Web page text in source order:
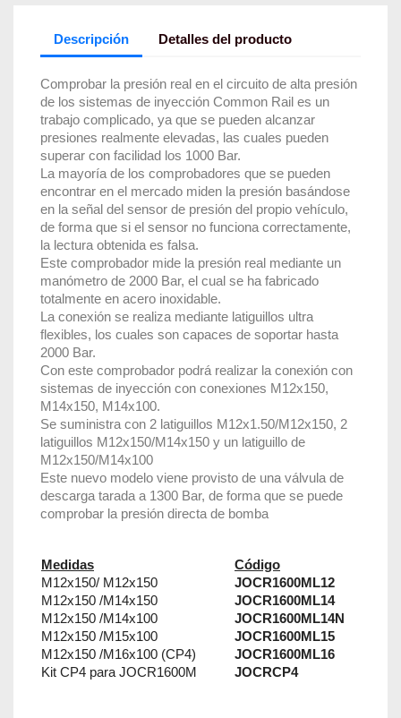
Descripción Detalles del producto
Comprobar la presión real en el circuito de alta presión
de los sistemas de inyección Common Rail es un
trabajo complicado, ya que se pueden alcanzar
presiones realmente elevadas, las cuales pueden
superar con facilidad los 1000 Bar.
La mayoría de los comprobadores que se pueden
encontrar en el mercado miden la presión basándose
en la señal del sensor de presión del propio vehículo,
de forma que si el sensor no funciona correctamente,
la lectura obtenida es falsa.
Este comprobador mide la presión real mediante un
manómetro de 2000 Bar, el cual se ha fabricado
totalmente en acero inoxidable.
La conexión se realiza mediante latiguillos ultra
flexibles, los cuales son capaces de soportar hasta
2000 Bar.
Con este comprobador podrá realizar la conexión con
sistemas de inyección con conexiones M12x150,
M14x150, M14x100.
Se suministra con 2 latiguillos M12x1.50/M12x150, 2
latiguillos M12x150/M14x150 y un latiguillo de
M12x150/M14x100
Este nuevo modelo viene provisto de una válvula de
descarga tarada a 1300 Bar, de forma que se puede
comprobar la presión directa de bomba
Medidas
M12x150/ M12x150
M12x150 /M14x150
M12x150 /M14x100
M12x150 /M15x100
M12x150 /M16x100 (CP4)
Kit CP4 para JOCR1600M
Código
JOCR1600ML12
JOCR1600ML14
JOCR1600ML14N
JOCR1600ML15
JOCR1600ML16
JOCRCP4